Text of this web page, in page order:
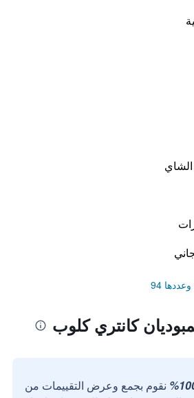
94
كانتري كلوب
نقوم بجمع وعرض التقييمات من